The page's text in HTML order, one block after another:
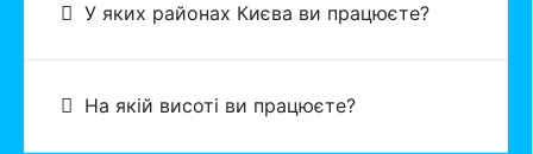
У яких районах Києва ви працюєте?
На якій висоті ви працюєте?